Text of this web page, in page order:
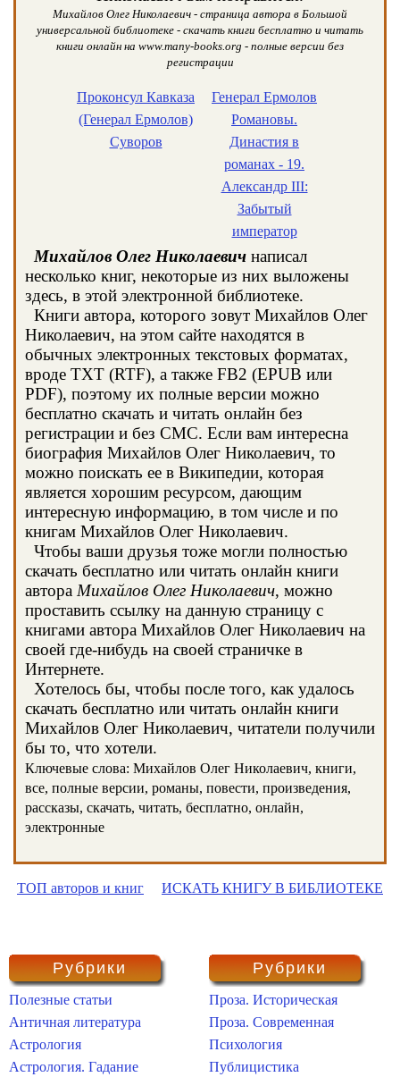
Михайлов Олег Николаевич - страница автора в Большой
универсальной библиотеке - скачать книги бесплатно и читать
книги онлайн на www.many-books.org - полные версии без
регистрации
Проконсул Кавказа
(Генерал Ермолов)
Суворов
Генерал Ермолов
Романовы.
Династия в
романах - 19.
Александр III:
Забытый
император
Михайлов Олег Николаевич написал
несколько книг, некоторые из них выложены
здесь, в этой электронной библиотеке.
Книги автора, которого зовут Михайлов Олег
Николаевич, на этом сайте находятся в
обычных электронных текстовых форматах,
вроде TXT (RTF), а также FB2 (EPUB или
PDF), поэтому их полные версии можно
бесплатно скачать и читать онлайн без
регистрации и без СМС. Если вам интересна
биография Михайлов Олег Николаевич, то
можно поискать ее в Википедии, которая
является хорошим ресурсом, дающим
интересную информацию, в том числе и по
книгам Михайлов Олег Николаевич.
Чтобы ваши друзья тоже могли полностью
скачать бесплатно или читать онлайн книги
автора Михайлов Олег Николаевич, можно
проставить ссылку на данную страницу с
книгами автора Михайлов Олег Николаевич на
своей где-нибудь на своей страничке в
Интернете.
Хотелось бы, чтобы после того, как удалось
скачать бесплатно или читать онлайн книги
Михайлов Олег Николаевич, читатели получили
бы то, что хотели.
Ключевые слова: Михайлов Олег Николаевич, книги,
все, полные версии, романы, повести, произведения,
рассказы, скачать, читать, бесплатно, онлайн,
электронные
ТОП авторов и книг ИСКАТЬ КНИГУ В БИБЛИОТЕКЕ
Рубрики
Полезные статьи
Античная литература
Астрология
Астрология. Гадание
Рубрики
Проза. Историческая
Проза. Современная
Психология
Публицистика